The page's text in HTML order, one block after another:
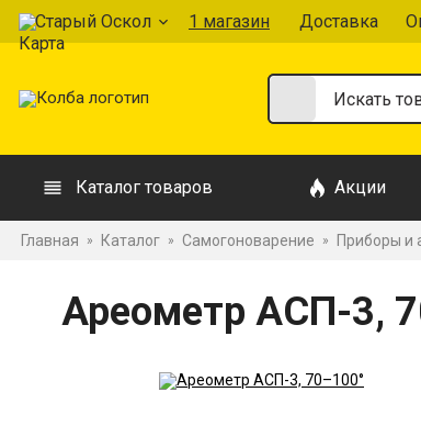
Старый Оскол 1 магазин Доставка
Каталог товаров Акции
Главная » Каталог » Самогоноварение » Приборы и
Ареометр АСП-3,